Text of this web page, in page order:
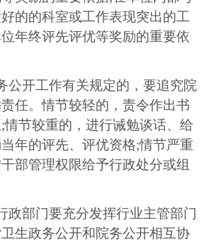
的的科室或工作表现突出的工
年终评先评优等奖励的重要依
开工作有关规定的，要追究院
任。情节较轻的，责令作出书
节较重的，进行诫勉谈话、给
年的评先、评优资格;情节严重
部管理权限给予行政处分或组
部门要充分发挥行业主管部门
生政务公开和院务公开相互协